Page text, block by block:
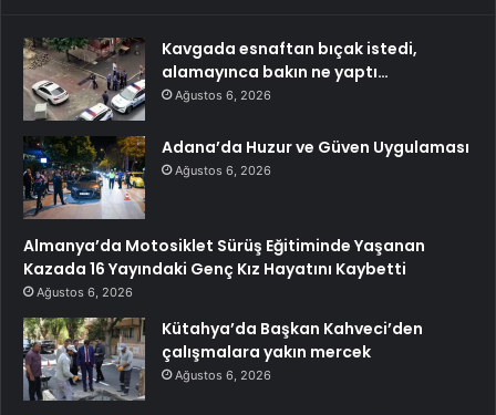
Kavgada esnaftan bıçak istedi,
alamayınca bakın ne yaptı…
Ağustos 6, 2026
Adana’da Huzur ve Güven Uygulaması
Ağustos 6, 2026
Almanya’da Motosiklet Sürüş Eğitiminde Yaşanan
Kazada 16 Yayındaki Genç Kız Hayatını Kaybetti
Ağustos 6, 2026
Kütahya’da Başkan Kahveci’den
çalışmalara yakın mercek
Ağustos 6, 2026